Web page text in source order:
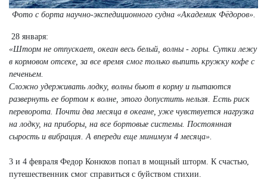
Фото с борта научно-экспедиционного судна «Академик Фёдоров».
28 января:
«Шторм не отпускает, океан весь белый, волны - горы. Сутки лежу
в кормовом отсеке, за все время смог только выпить кружку кофе с
печеньем.
Сложно удерживать лодку, волны бьют в корму и пытаются
развернуть ее бортом к волне, этого допустить нельзя. Есть риск
переворота. Почти два месяца в океане, уже чувствуется нагрузка
на лодку, на приборы, на все бортовые системы. Постоянная
сырость и вибрация. А впереди еще минимум 4 месяца».
3 и 4 февраля Федор Конюхов попал в мощный шторм. К счастью,
путешественник смог справиться с буйством стихии.